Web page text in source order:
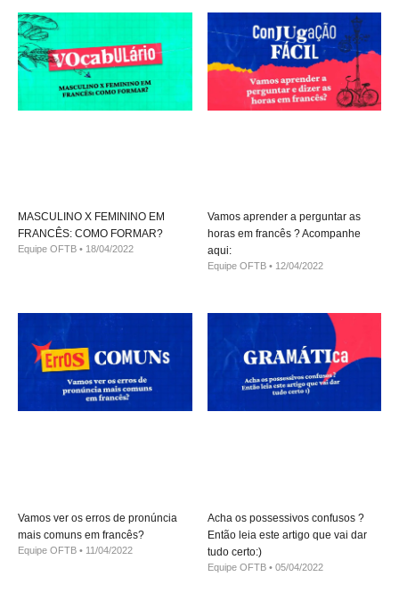
MASCULINO X FEMININO EM
FRANCÊS: COMO FORMAR?
Equipe OFTB 18/04/2022
Vamos aprender a perguntar as
horas em francês ? Acompanhe
aqui:
Equipe OFTB 12/04/2022
Vamos ver os erros de pronúncia
mais comuns em francês?
Equipe OFTB 11/04/2022
Acha os possessivos confusos ?
Então leia este artigo que vai dar
tudo certo:)
Equipe OFTB 05/04/2022